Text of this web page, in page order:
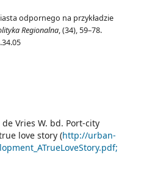
odpornego na przykładzie
Regionalna, (34), 59–78.
Vries W. bd. Port-city
love story (http://urban-